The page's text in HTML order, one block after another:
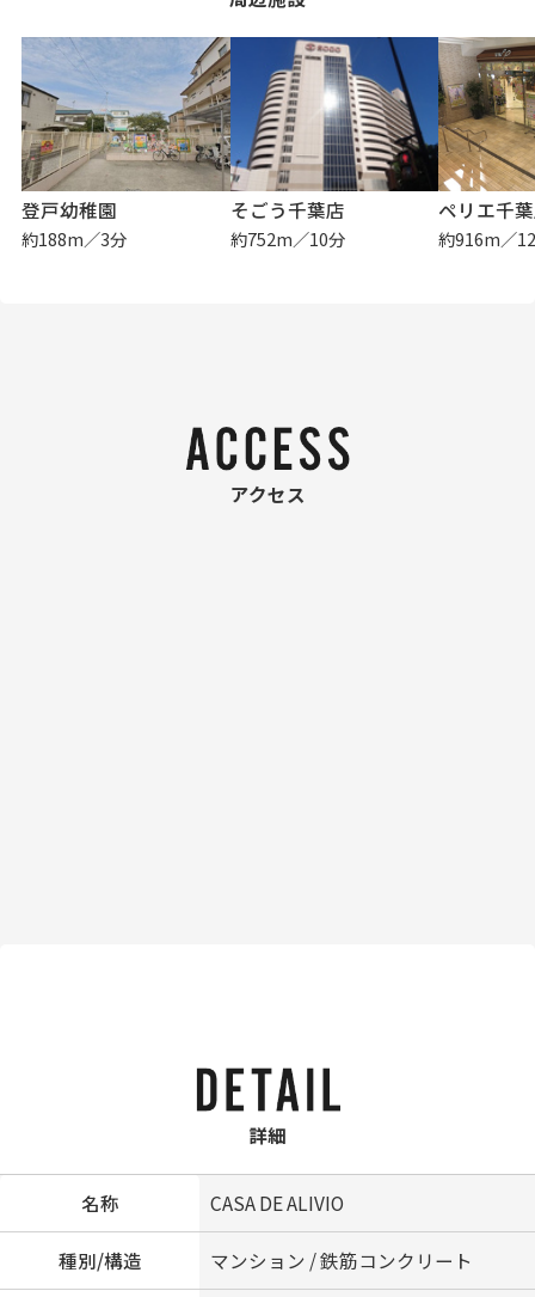
登戸幼稚園
約188m／3分
そごう千葉店
約752m／10分
ペリエ千
約916m／
アクセス
詳細
名称 CASA DE ALIVIO
種別/構造 マンション / 鉄筋コンクリート